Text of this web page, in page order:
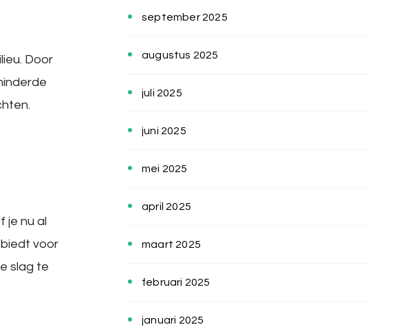
Door
je nu al
voor
slag te
september 2025
augustus 2025
juli 2025
juni 2025
mei 2025
april 2025
maart 2025
februari 2025
januari 2025